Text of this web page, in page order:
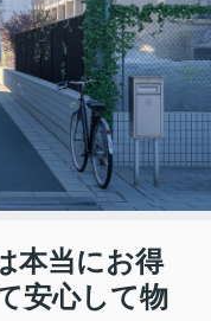
本当にお得
安心して物